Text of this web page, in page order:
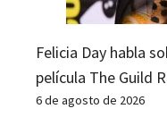
Felicia Day habla
película The Guild
6 de agosto de 2026